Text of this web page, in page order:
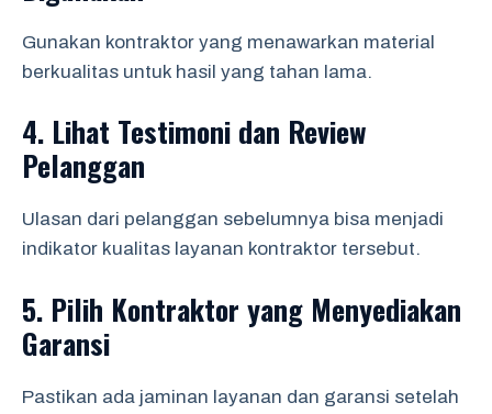
Gunakan kontraktor yang menawarkan material
berkualitas untuk hasil yang tahan lama.
4. Lihat Testimoni dan Review
Pelanggan
Ulasan dari pelanggan sebelumnya bisa menjadi
indikator kualitas layanan kontraktor tersebut.
5. Pilih Kontraktor yang Menyediakan
Garansi
Pastikan ada jaminan layanan dan garansi setelah